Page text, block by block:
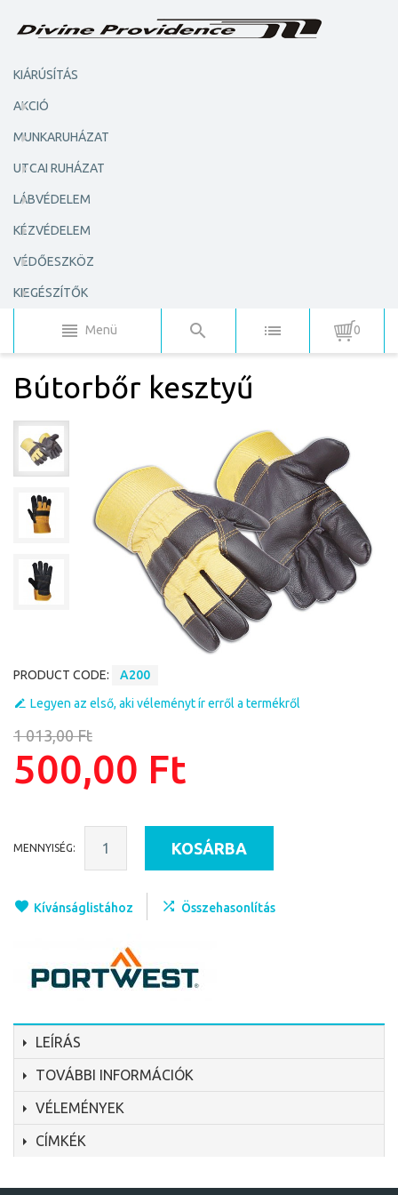
KIÁRÚSÍTÁS
AKCIÓ
MUNKARUHÁZAT
UTCAI RUHÁZAT
LÁBVÉDELEM
KÉZVÉDELEM
VÉDŐESZKÖZ
KIEGÉSZÍTŐK
Menü 0
Bútorbőr kesztyű
PRODUCT CODE:
A200
Legyen az első, aki véleményt ír erről a termékről
1 013,00 Ft
500,00 Ft
MENNYISÉG: KOSÁRBA
Kívánságlistához Összehasonlítás
LEÍRÁS
TOVÁBBI INFORMÁCIÓK
VÉLEMÉNYEK
CÍMKÉK